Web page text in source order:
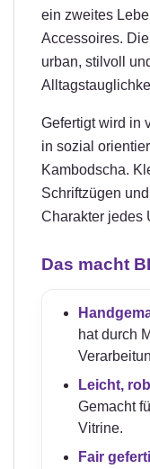
ein zweites
Accessoires.
urban, stilvoll
Gefertigt wird in
in sozial
Kambodscha.
Schriftzügen
Charakter jedes
Das macht
hat durch
Leicht,
Gemacht
Vitrine.
Fair